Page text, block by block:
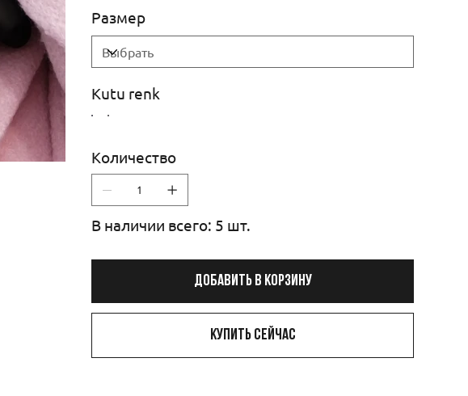
Размер
Kutu renk
Количество
В наличии всего: 5 шт.
Добавить в корзину
Купить сейчас